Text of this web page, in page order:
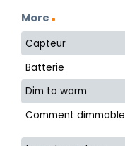
More
Capteur
Batterie
Dim to warm
Comment dimmable